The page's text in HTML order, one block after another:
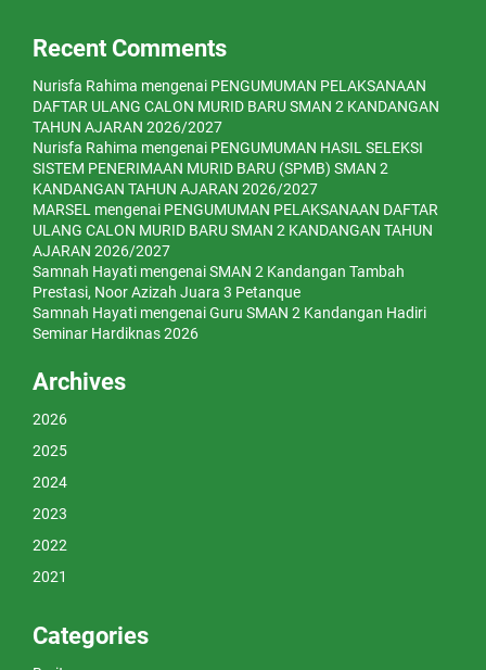
Recent Comments
Nurisfa Rahima mengenai PENGUMUMAN PELAKSANAAN
DAFTAR ULANG CALON MURID BARU SMAN 2 KANDANGAN
TAHUN AJARAN 2026/2027
Nurisfa Rahima mengenai PENGUMUMAN HASIL SELEKSI
SISTEM PENERIMAAN MURID BARU (SPMB) SMAN 2
KANDANGAN TAHUN AJARAN 2026/2027
MARSEL mengenai PENGUMUMAN PELAKSANAAN DAFTAR
ULANG CALON MURID BARU SMAN 2 KANDANGAN TAHUN
AJARAN 2026/2027
Samnah Hayati mengenaiSMAN 2 Kandangan Tambah
Prestasi, Noor Azizah Juara 3 Petanque
Samnah Hayati mengenaiGuru SMAN 2 Kandangan Hadiri
Seminar Hardiknas 2026
Archives
2026
2025
2024
2023
2022
2021
Categories